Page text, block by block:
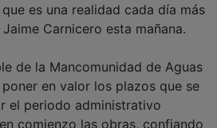
es una realidad cada día más
Jaime Carnicero esta mañana.
de la Mancomunidad de Aguas
en valor los plazos que se
el periodo administrativo
comienzo las obras, confiando